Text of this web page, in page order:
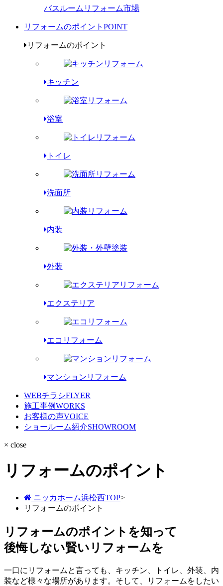
バスルームリフォーム市場
リフォームのポイント POINT
リフォームのポイント
キッチン
浴室
トイレ
洗面所
内装
外装
エクステリア
エコリフォーム
マンションリフォーム
WEBチラシFLYER
施工事例WORKS
お客様の声VOICE
ショールーム紹介SHOWROOM
× close
リフォームのポイント
ニッカホーム浜松西TOP>
リフォームのポイント
リフォームのポイントを知って
後悔しない賢いリフォームを
一口にリフォームと言っても、キッチン、トイレ、外装、内
装など様々な場所があります。そして、リフォームをしたい